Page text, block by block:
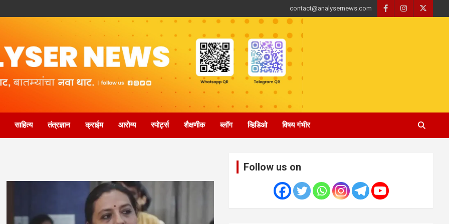
contact@analysernews.com
साहित्य तंत्रज्ञान क्राईम आरोग्य स्पोर्ट्स शैक्षणीक ब्लॉग व्हिडिओ विषय गंभीर
Follow us on